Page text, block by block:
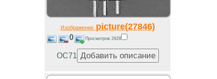
Изображениеpicture(27846)
0 Просмотров 2928
OC71